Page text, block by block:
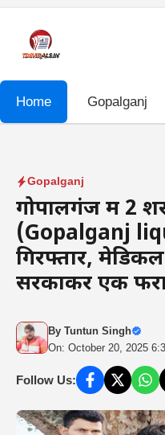
content
Home Gopalganj
Gopalganj
गोपालगंज में 2
(Gopalganj
गिरफ्तार,
सरकाकर एक
By Tuntun Singh
On: October 20, 2025
Follow Us: